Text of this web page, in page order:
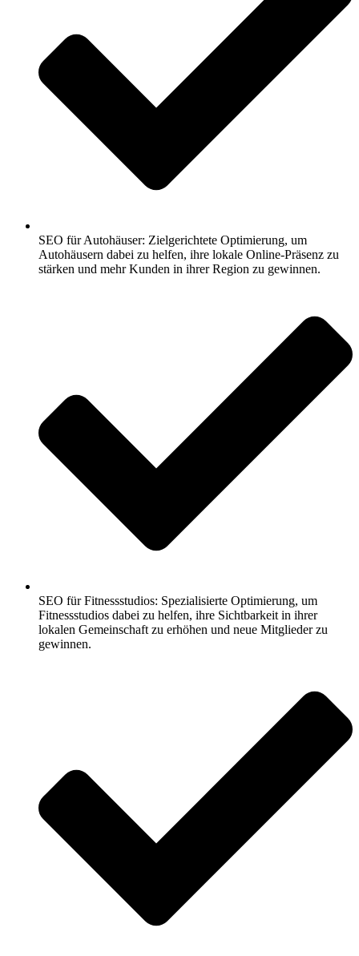
SEO für Autohäuser: Zielgerichtete Optimierung, um
Autohäusern dabei zu helfen, ihre lokale Online-Präsenz zu
stärken und mehr Kunden in ihrer Region zu gewinnen.
SEO für Fitnessstudios: Spezialisierte Optimierung, um
Fitnessstudios dabei zu helfen, ihre Sichtbarkeit in ihrer
lokalen Gemeinschaft zu erhöhen und neue Mitglieder zu
gewinnen.